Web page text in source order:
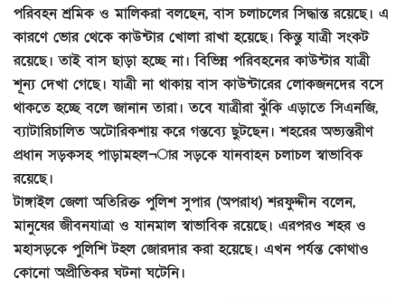
পরিবহন শ্রমিক ও মালিকরা বলছেন, বাস চলাচলের সিদ্ধান্ত রয়েছে। এ
কারণে ভোর থেকে কাউন্টার খোলা রাখা হয়েছে। কিন্তু যাত্রী সংকট
রয়েছে। তাই বাস ছাড়া হচ্ছে না। বিভিন্ন পরিবহনের কাউন্টার যাত্রী
শূন্য দেখা গেছে। যাত্রী না থাকায় বাস কাউন্টারের লোকজনদের বসে
থাকতে হচ্ছে বলে জানান তারা। তবে যাত্রীরা ঝুঁকি এড়াতে সিএনজি,
ব্যাটারিচালিত অটোরিকশায় করে গন্তব্যে ছুটছেন। শহরের অভ্যন্তরীণ
প্রধান সড়কসহ পাড়ামহল¬ার সড়কে যানবাহন চলাচল স্বাভাবিক
রয়েছে।
টাঙ্গাইল জেলা অতিরিক্ত পুলিশ সুপার (অপরাধ) শরফুদ্দীন বলেন,
মানুষের জীবনযাত্রা ও যানমাল স্বাভাবিক রয়েছে। এরপরও শহর ও
মহাসড়কে পুলিশি টহল জোরদার করা হয়েছে। এখন পর্যন্ত কোথাও
কোনো অপ্রীতিকর ঘটনা ঘটেনি।